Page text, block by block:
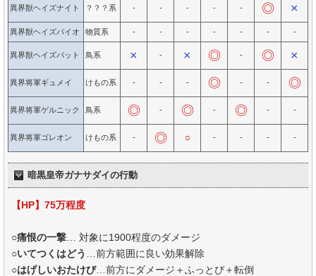
異界獣ヘイズナイト ？？？系 - - - - - ◎ ×
異界獣ヘイズバイオ 物質系 - - - - - - -
異界獣ヘイズバット 鳥系 × - × ◎ - ◎ ×
異界将軍ギュメイ けもの系 - - - ◎ - - ◎
異界将軍ゲルニック 鳥系 ◎ - ◎ - ◎ - -
異界将軍ゴレオン けもの系 - ◎ ○ - - - -
暗黒皇帝ガナサダイの行動
【HP】75万程度
○痛恨の一撃 … 対象に1900程度のダメージ
○いてつくはどう
…前方範囲に良い効果解除
○はげしいおたけび…前方にダメージ＋ふっとび＋転倒